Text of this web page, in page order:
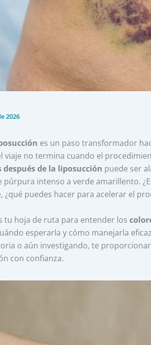
2026
es un paso transformador
viaje no termina cuando el
de la liposucción puede ser
púrpura intenso a verde amarillento.
¿qué puedes hacer para acelerar el
tu hoja de ruta para entender los
esperarla y cómo manejarla
o aún investigando, te
con confianza.